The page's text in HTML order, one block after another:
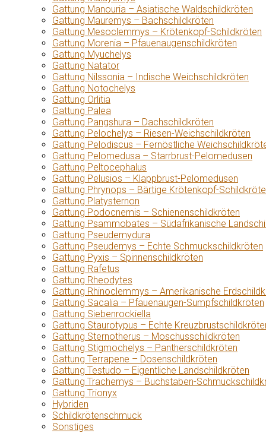
Gattung Manouria – Asiatische Waldschildkröten
Gattung Mauremys – Bachschildkröten
Gattung Mesoclemmys – Krötenkopf-Schildkröten
Gattung Morenia – Pfauenaugenschildkröten
Gattung Myuchelys
Gattung Natator
Gattung Nilssonia – Indische Weichschildkröten
Gattung Notochelys
Gattung Orlitia
Gattung Palea
Gattung Pangshura – Dachschildkröten
Gattung Pelochelys – Riesen-Weichschildkröten
Gattung Pelodiscus – Fernöstliche
Gattung Pelomedusa – Starrbrust-Pelomedusen
Gattung Peltocephalus
Gattung Pelusios – Klappbrust-Pelomedusen
Gattung Phrynops – Bärtige Krötenkopf-
Gattung Platysternon
Gattung Podocnemis – Schienenschildkröten
Gattung Psammobates – Südafrikanische
Gattung Pseudemydura
Gattung Pseudemys – Echte Schmuckschildkröten
Gattung Pyxis – Spinnenschildkröten
Gattung Rafetus
Gattung Rheodytes
Gattung Rhinoclemmys – Amerikanische
Gattung Sacalia – Pfauenaugen-Sumpfschildkröten
Gattung Siebenrockiella
Gattung Staurotypus – Echte
Gattung Sternotherus – Moschusschildkröten
Gattung Stigmochelys – Pantherschildkröten
Gattung Terrapene – Dosenschildkröten
Gattung Testudo – Eigentliche Landschildkröten
Gattung Trachemys – Buchstaben-
Gattung Trionyx
Hybriden
Schildkrötenschmuck
Sonstiges